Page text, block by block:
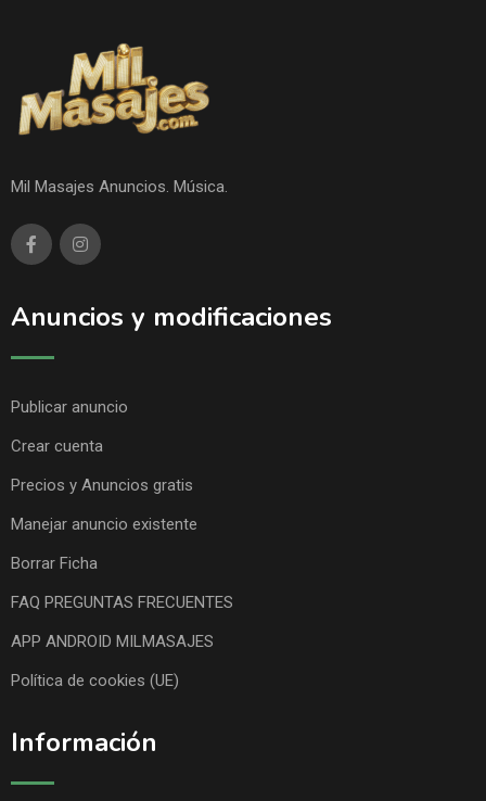
Mil Masajes Anuncios. Música.
Anuncios y modificaciones
Publicar anuncio
Crear cuenta
Precios y Anuncios gratis
Manejar anuncio existente
Borrar Ficha
FAQ PREGUNTAS FRECUENTES
APP ANDROID MILMASAJES
Política de cookies (UE)
Información